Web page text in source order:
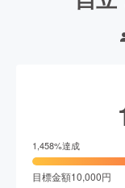
1,458%達成
目標金額10,000円